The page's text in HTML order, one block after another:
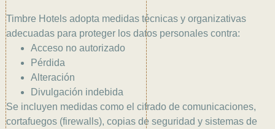
Timbre Hotels adopta medidas técnicas y organizativas
adecuadas para proteger los datos personales contra:
Acceso no autorizado
Pérdida
Alteración
Divulgación indebida
Se incluyen medidas como el cifrado de comunicaciones,
cortafuegos (firewalls), copias de seguridad y sistemas de